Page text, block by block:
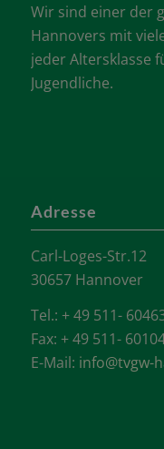
Wir sind einer der
Hannovers mit
jeder Altersklasse
Jugendliche.
Adresse
Carl-Loges-Str.12
30657 Hannover
Tel.: + 49 511-
Fax: + 49 511-
E-Mail: info@tvgw-